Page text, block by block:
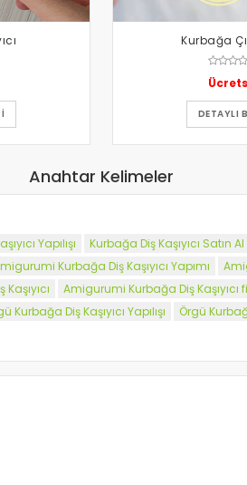
Kurbağa
DETAYLI
Anahtar Kelimeler
Yapılışı Kurbağa Diş Kaşıyıcı Satın Al
Kurbağa Diş Kaşıyıcı Yapımı
Amigurumi Kurbağa Diş Kaşıyıcı
Kurbağa Diş Kaşıyıcı Yapılışı Örgü